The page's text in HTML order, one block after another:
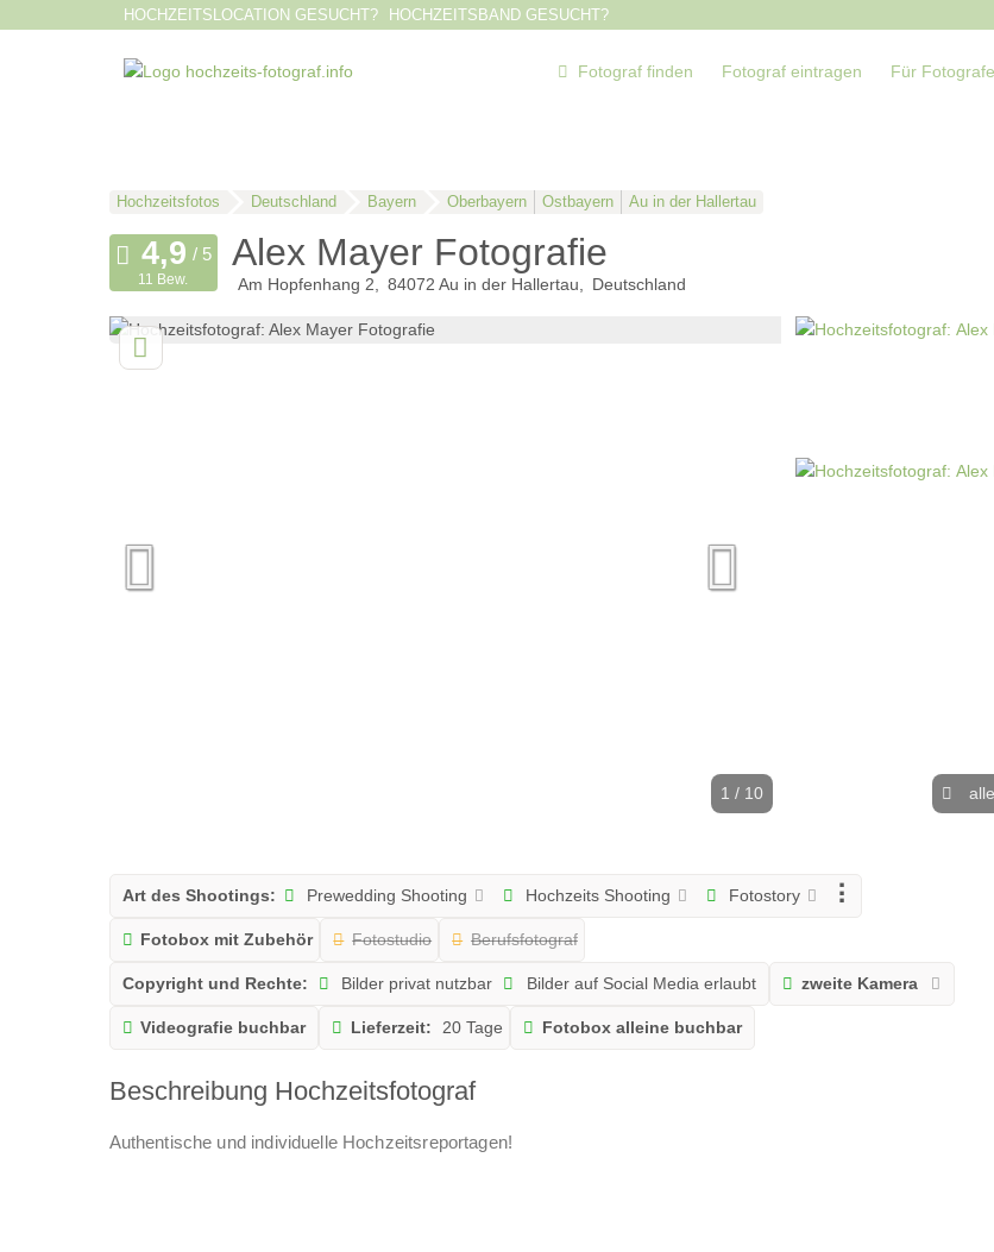
HOCHZEITSLOCATION GESUCHT? HOCHZEITSBAND GESUCHT?
Fotograf finden Fotograf eintragen Für
Hochzeitsfotos Deutschland Bayern Oberbayern Ostbayern Au in der Hallertau
Alex Mayer Fotografie
Am Hopfenhang 2 84072 Au in der Hallertau Deutschland
11 Bew.
1 / 10
Art des Shootings: Prewedding Shooting Hochzeits Shooting Fotostory
Fotobox mit Zubehör Fotostudio Berufsfotograf
Copyright und Rechte: Bilder privat nutzbar Bilder auf Social Media erlaubt zweite Kamera
Videografie buchbar Lieferzeit: 20 Tage Fotobox alleine buchbar
Beschreibung Hochzeitsfotograf
Authentische und individuelle Hochzeitsreportagen!